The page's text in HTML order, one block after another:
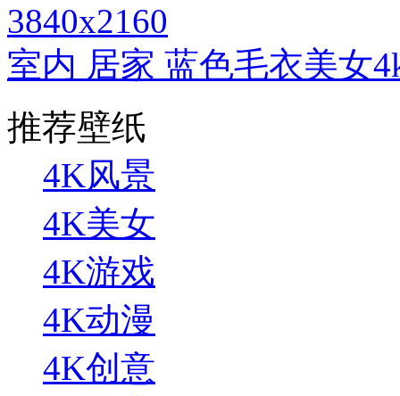
3840x2160
室内 居家 蓝色毛衣美女
推荐壁纸
4K风景
4K美女
4K游戏
4K动漫
4K创意